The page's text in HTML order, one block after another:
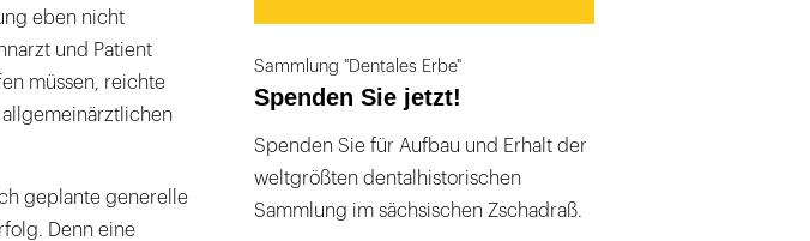
eben nicht
und Patient
müssen, reichte
geplante generelle
Denn eine
Sammlung "Dentales Erbe"
Spenden Sie jetzt!
Spenden Sie für Aufbau und Erhalt der
weltgrößten dentalhistorischen
Sammlung im sächsischen Zschadraß.